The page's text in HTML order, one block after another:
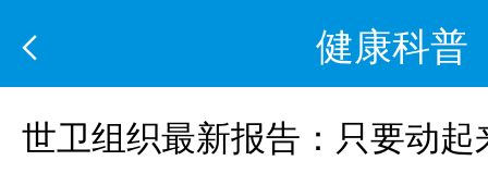
健康科普
世卫组织最新报告：只要动